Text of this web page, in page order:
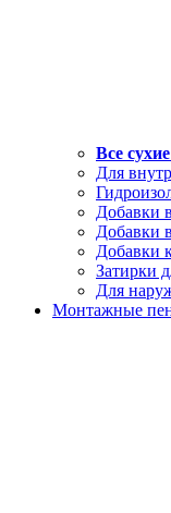
Все
Для
Добавки
Добавки
Добавки
Затирки
Для
Монтажные